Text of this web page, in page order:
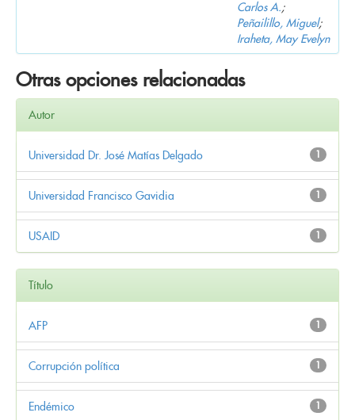
Carlos A.;
Peñailillo, Miguel;
Iraheta, May Evelyn
Otras opciones relacionadas
Autor
1
Universidad Dr. José Matías Delgado
1
Universidad Francisco Gavidia
1
USAID
Título
1
AFP
1
Corrupción política
1
Endémico